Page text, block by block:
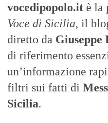
vocedipopolo.it è la
Voce di Sicilia, il
diretto da Giuseppe
di riferimento
un’informazione
filtri sui fatti di
Sicilia.